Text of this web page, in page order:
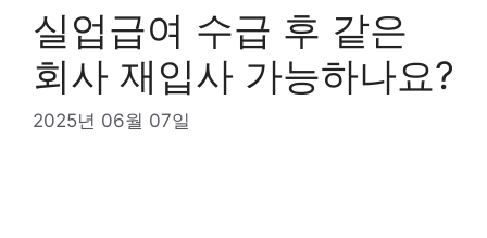
실업급여 수급 후 같은
회사 재입사 가능하나요?
2025년 06월 07일